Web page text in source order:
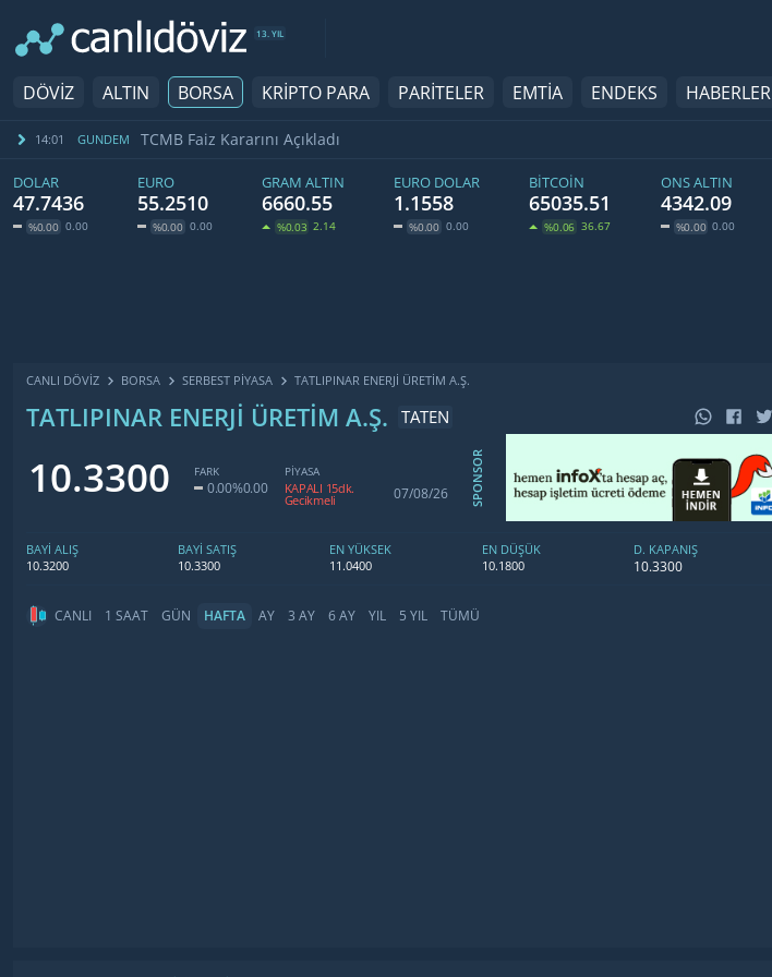
13. YIL
DÖVİZ ALTIN BORSA KRİPTO PARA PARİTELER EMTİA ENDEKS HABERLER
14:01 GUNDEM TCMB Faiz Kararını Açıkladı
DOLAR
47.7436
%0.00 0.00
EURO
55.2510
%0.00 0.00
GRAM ALTIN
6660.55
%0.03 2.14
EURO DOLAR
1.1558
%0.00 0.00
BITCOIN
65035.51
%0.06 36.67
ONS ALTIN
4342.09
%0.00 0.00
CANLI DÖVİZ BORSA SERBEST PIYASA TATLIPINAR ENERJI ÜRETIM A.Ş.
TATLIPINAR ENERJI ÜRETIM A.Ş. TATEN
10.3300 FARK
0.00%0.00
PİYASA
KAPALI 15dk.
Gecikmeli 07/08/26 SPONSOR
BAYİ ALIŞ
10.3200
BAYİ SATIŞ
10.3300
EN YÜKSEK
11.0400
EN DÜŞÜK
10.1800
D. KAPANIŞ
10.3300
CANLI 1 SAAT GÜN HAFTA AY 3 AY 6 AY YIL 5 YIL TÜMÜ